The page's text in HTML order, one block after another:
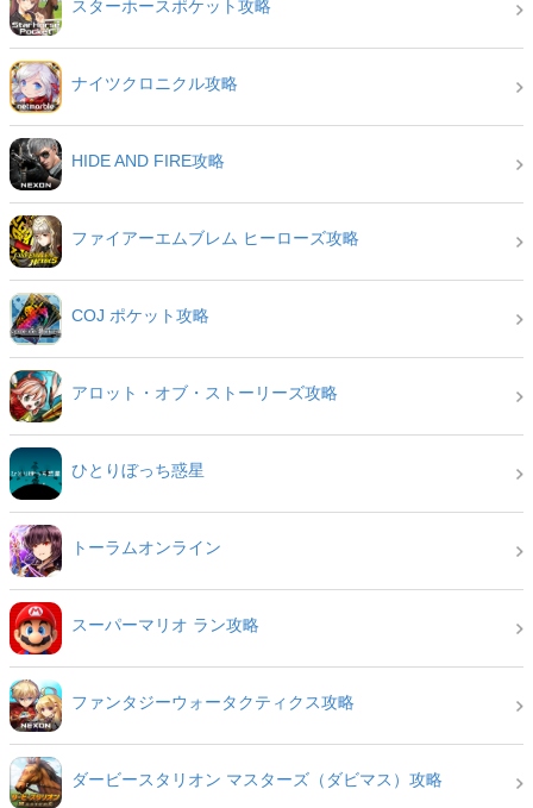
スターホースポケット攻略
ナイツクロニクル攻略
HIDE AND FIRE攻略
ファイアーエムブレム ヒーローズ攻略
COJ ポケット攻略
アロット・オブ・ストーリーズ攻略
ひとりぼっち惑星
トーラムオンライン
スーパーマリオ ラン攻略
ファンタジーウォータクティクス攻略
ダービースタリオン マスターズ（ダビマス）攻略